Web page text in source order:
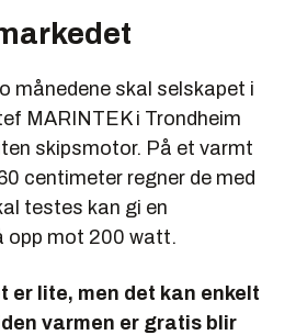
månedene skal selskapet i
MARINTEK i Trondheim
skipsmotor. På et varmt
centimeter regner de med
testes kan gi en
opp mot 200 watt.
er lite, men det kan enkelt
varmen er gratis blir